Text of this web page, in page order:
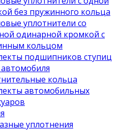
без пружинного кольца
уплотнители со
одинарной кромкой с
кольцом
подшипников ступиц
автомобиля
кольца
автомобильных
уплотнения